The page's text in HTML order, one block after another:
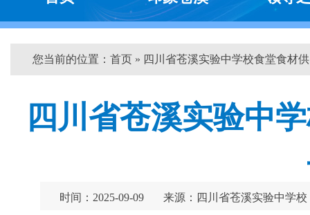
您当前的位置： 首页 » 四川省苍溪实验中学校食堂食材
四川省苍溪实验中
时间：2025-09-09 来源：四川省苍溪实验中学校